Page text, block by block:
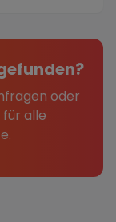
oder
alle